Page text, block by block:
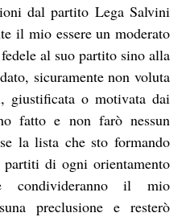
dal partito Lega Salvini
il mio essere un moderato
al suo partito sino alla
sicuramente non voluta
giustificata o motivata dai
fatto e non farò nessun
la lista che sto formando
partiti di ogni orientamento
condivideranno il mio
preclusione e resterò